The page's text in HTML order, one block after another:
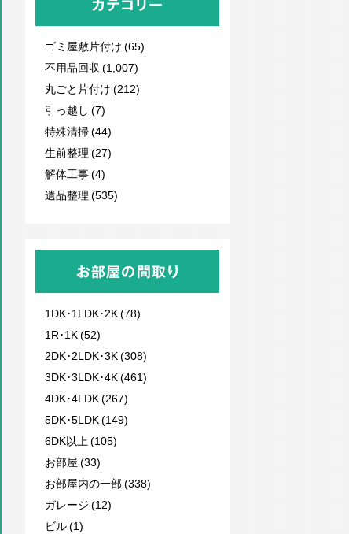
カテゴリー
ゴミ屋敷片付け (65)
不用品回収 (1,007)
丸ごと片付け (212)
引っ越し (7)
特殊清掃 (44)
生前整理 (27)
解体工事 (4)
遺品整理 (535)
お部屋の間取り
1DK･1LDK･2K (78)
1R･1K (52)
2DK･2LDK･3K (308)
3DK･3LDK･4K (461)
4DK･4LDK (267)
5DK･5LDK (149)
6DK以上 (105)
お部屋 (33)
お部屋内の一部 (338)
ガレージ (12)
ビル (1)